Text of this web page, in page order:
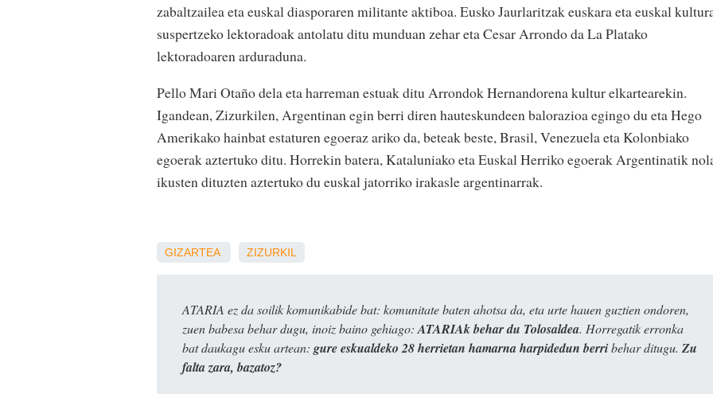
zabaltzailea eta euskal diasporaren militante aktiboa. Eusko Jaurlaritzak euskara eta euskal
suspertzeko lektoradoak antolatu ditu munduan zehar eta Cesar Arrondo da La Platako
lektoradoaren arduraduna.
Pello Mari Otaño dela eta harreman estuak ditu Arrondok Hernandorena kultur elkartearekin.
Igandean, Zizurkilen, Argentinan egin berri diren hauteskundeen balorazioa egingo du eta Hego
Amerikako hainbat estaturen egoeraz ariko da, beteak beste, Brasil, Venezuela eta Kolonbiako
egoerak aztertuko ditu. Horrekin batera, Kataluniako eta Euskal Herriko egoerak Argentinatik
ikusten dituzten aztertuko du euskal jatorriko irakasle argentinarrak.
GIZARTEA ZIZURKIL
ATARIA ez da soilik komunikabide bat: komunitate baten ahotsa da, eta urte hauen guztien ondoren,
zuen babesa behar dugu, inoiz baino gehiago: ATARIAk behar du Tolosaldea. Horregatik erronka
bat daukagu esku artean: gure eskualdeko 28 herrietan hamarna harpidedun berribehar ditugu. Zu
falta zara, bazatoz?